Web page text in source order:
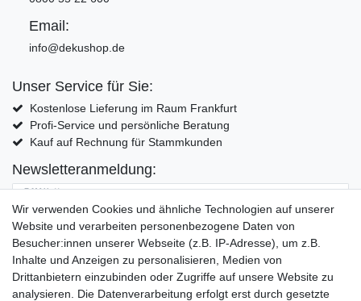
Email:
info@dekushop.de
Unser Service für Sie:
Kostenlose Lieferung im Raum Frankfurt
Profi-Service und persönliche Beratung
Kauf auf Rechnung für Stammkunden
Newsletteranmeldung:
E-MAIL **
Hiermit bestätige ich, dass ich die Daten­schutz­erklärung
Einwilligung kann ich jederzeit widerrufen.**
Abonnieren
Wir verwenden Cookies und ähnliche Technologien auf unserer
Website und verarbeiten personenbezogene Daten von
Besucher:innen unserer Webseite (z.B. IP-Adresse), um z.B.
Inhalte und Anzeigen zu personalisieren, Medien von
Drittanbietern einzubinden oder Zugriffe auf unsere Website zu
analysieren. Die Datenverarbeitung erfolgt erst durch gesetzte